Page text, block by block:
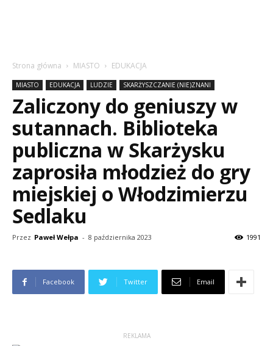
Strona główna MIASTO EDUKACJA
MIASTO EDUKACJA LUDZIE SKARŻYSZCZANIE (NIE)ZNANI
Zaliczony do geniuszy w
sutannach. Biblioteka
publiczna w Skarżysku
zaprosiła młodzież do gry
miejskiej o Włodzimierzu
Sedlaku
Przez Paweł Wełpa - 8 października 2023 1991
Facebook Twitter Email
REKLAMA